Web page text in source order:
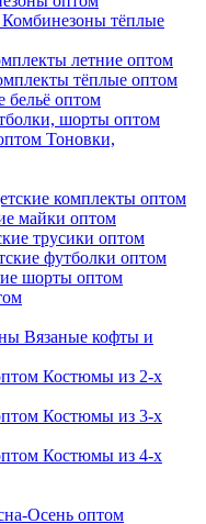
Комбинезоны тёплые
летние оптом
тёплые оптом
бельё оптом
шорты оптом
Тоновки,
комплекты оптом
майки оптом
трусики оптом
футболки оптом
шорты оптом
Вязаные кофты и
Костюмы из 2-х
Костюмы из 3-х
Костюмы из 4-х